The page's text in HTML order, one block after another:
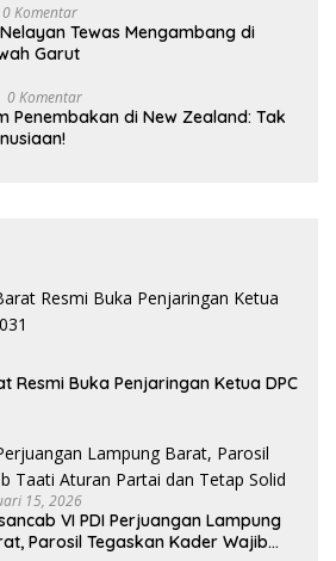
0 Komentar
Tewas Mengambang di
Garut
0 Komentar
Penembakan di New Zealand: Tak
Resmi Buka Penjaringan Ketua DPC
15, 2026
VI PDI Perjuangan Lampung
Parosil Tegaskan Kader Wajib